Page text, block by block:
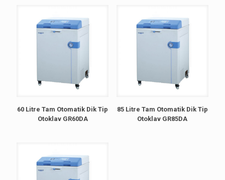
60 Litre Tam Otomatik Dik Tip
Otoklav GR60DA
85 Litre Tam Otomatik Dik Tip
Otoklav GR85DA